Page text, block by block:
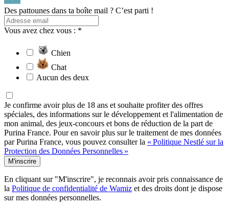
Des pattounes dans ta boîte mail ? C’est parti !
Vous avez chez vous : *
Chien
Chat
Aucun des deux
Je confirme avoir plus de 18 ans et souhaite profiter des offres
spéciales, des informations sur le développement et l'alimentation de
mon animal, des jeux-concours et bons de réduction de la part de
Purina France. Pour en savoir plus sur le traitement de mes données
par Purina France, vous pouvez consulter la « Politique Nestlé sur la
Protection des Données Personnelles »
M'inscrire
En cliquant sur "M'inscrire", je reconnais avoir pris connaissance de
la Politique de confidentialité de Wamiz et des droits dont je dispose
sur mes données personnelles.